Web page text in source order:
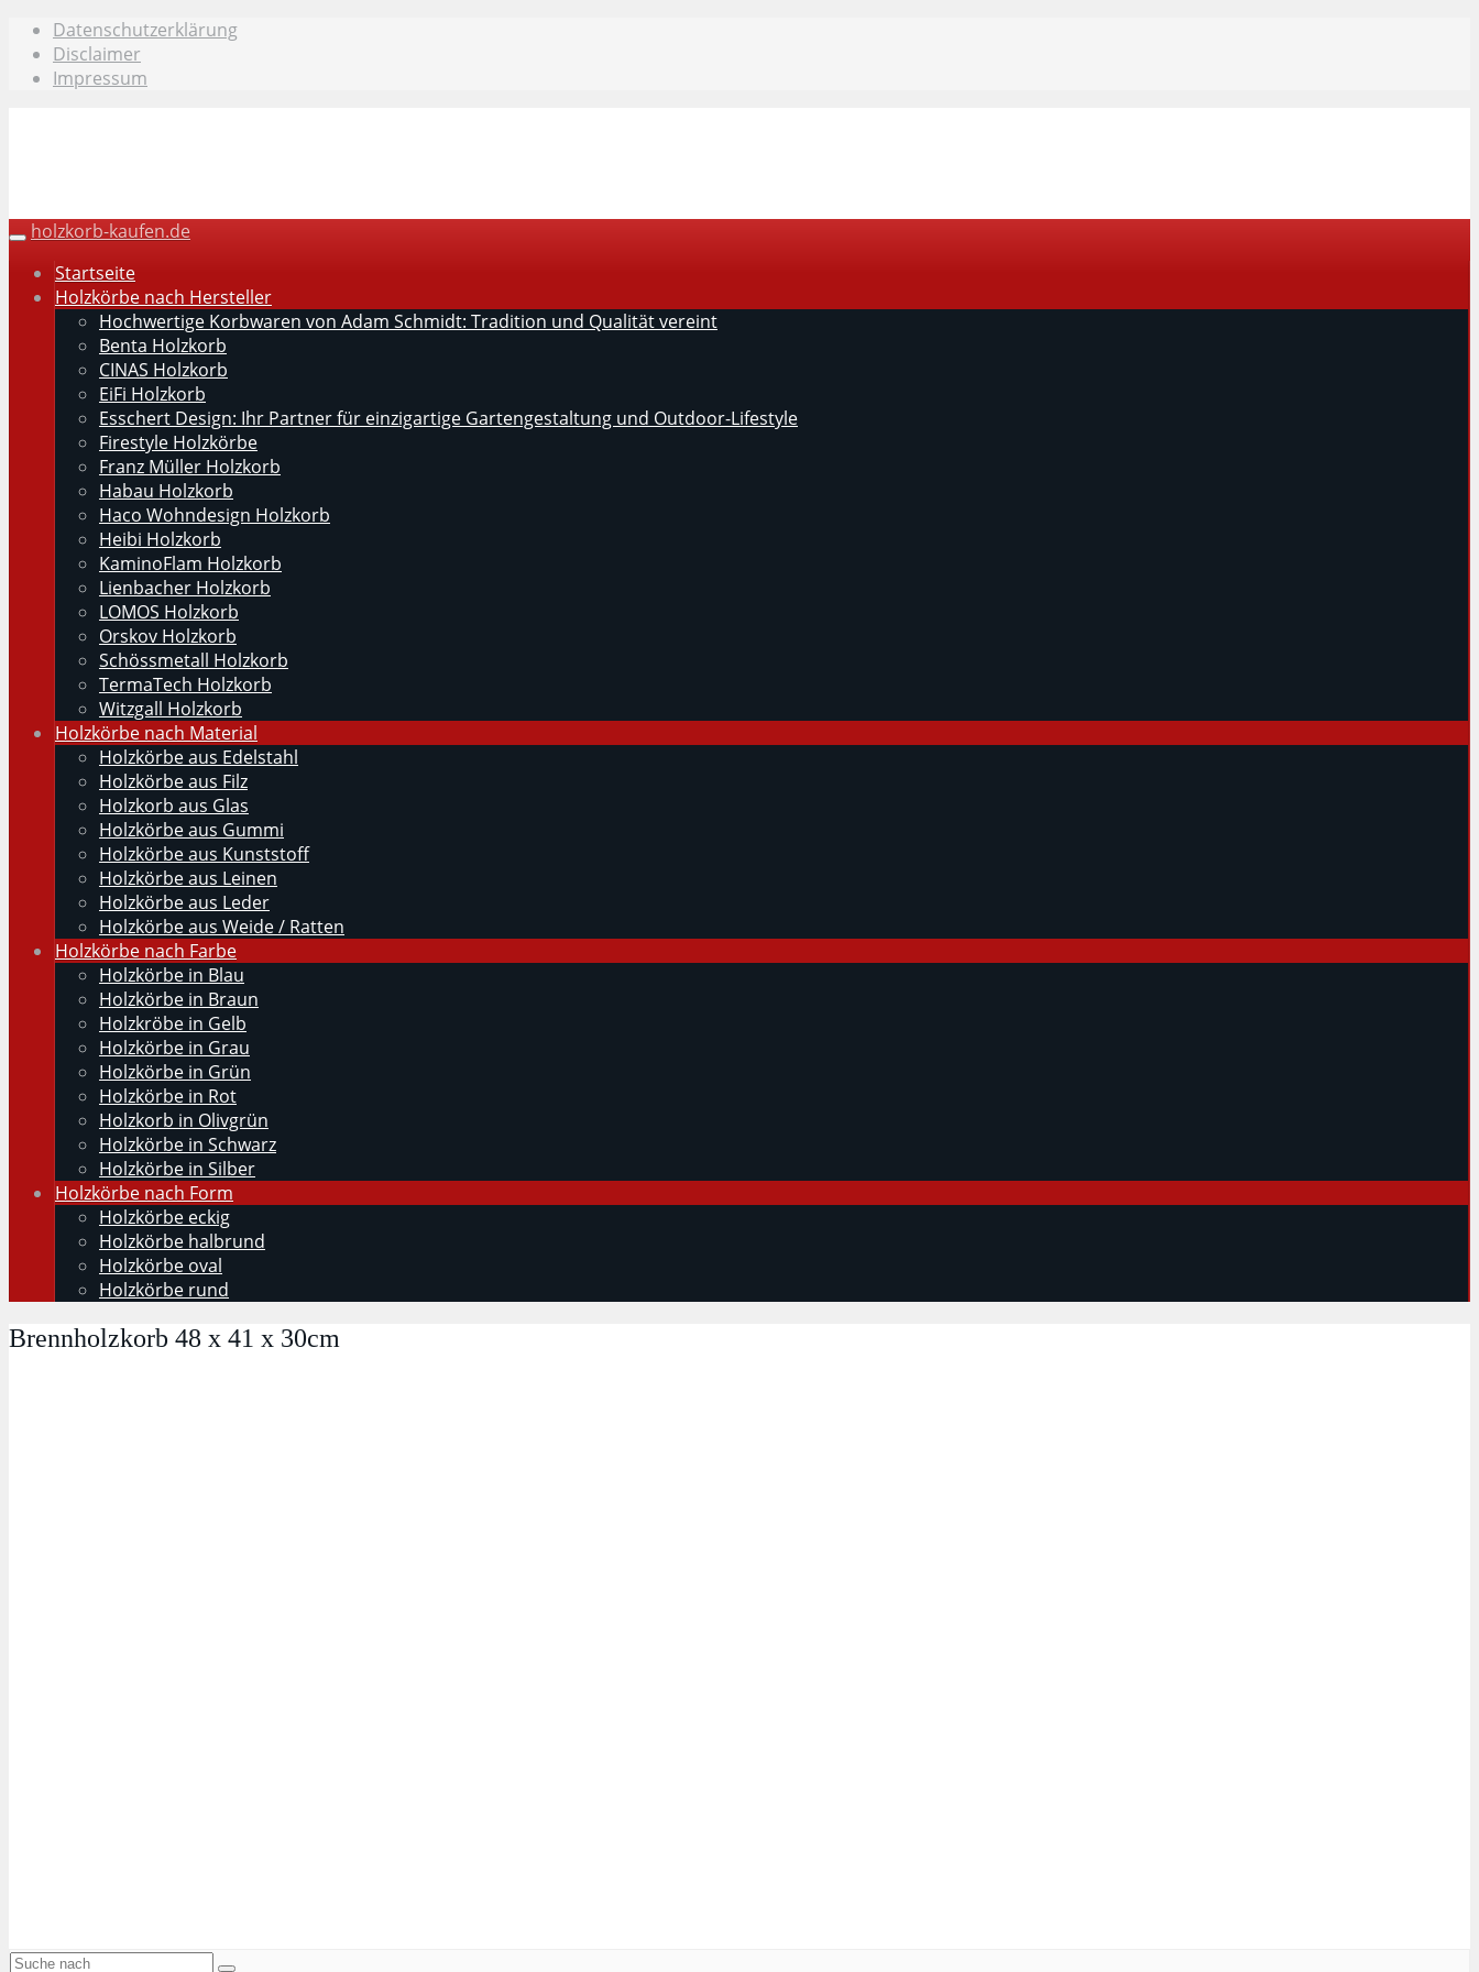
Skip
main
Datenschutzerklärung
Disclaimer
Impressum
Toggle
holzkorb-kaufen.de
Startseite
Holzkörbe nach Hersteller
Hochwertige Korbwaren von Adam Schmidt: Tradition und Qualität vereint
Benta Holzkorb
CINAS Holzkorb
EiFi Holzkorb
Esschert Design: Ihr Partner für einzigartige Gartengestaltung und Outdoor-Lifestyle
Firestyle Holzkörbe
Franz Müller Holzkorb
Habau Holzkorb
Haco Wohndesign Holzkorb
Heibi Holzkorb
KaminoFlam Holzkorb
Lienbacher Holzkorb
LOMOS Holzkorb
Orskov Holzkorb
Schössmetall Holzkorb
TermaTech Holzkorb
Witzgall Holzkorb
Holzkörbe nach Material
Holzkörbe aus Edelstahl
Holzkörbe aus Filz
Holzkorb aus Glas
Holzkörbe aus Gummi
Holzkörbe aus Kunststoff
Holzkörbe aus Leinen
Holzkörbe aus Leder
Holzkörbe aus Weide / Ratten
Holzkörbe nach Farbe
Holzkörbe in Blau
Holzkörbe in Braun
Holzkröbe in Gelb
Holzkörbe in Grau
Holzkörbe in Grün
Holzkörbe in Rot
Holzkorb in Olivgrün
Holzkörbe in Schwarz
Holzkörbe in Silber
Holzkörbe nach Form
Holzkörbe eckig
Holzkörbe halbrund
Holzkörbe oval
Holzkörbe rund
Brennholzkorb 48 x 41 x 30cm